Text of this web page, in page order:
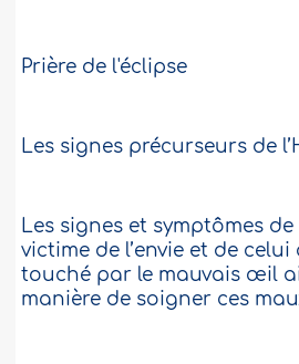
Prière de l'éclipse
Les signes précurseurs de
Les signes et symptômes
victime de l’envie et de celui
touché par le mauvais œil
manière de soigner ces